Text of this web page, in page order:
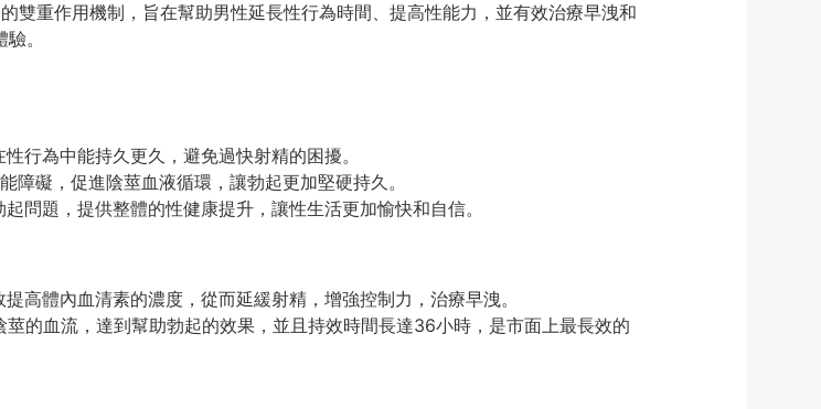
雙重作用機制，旨在幫助男性延長性行為時間、提高性能力，並有效治療早洩和
。
行為中能持久更久，避免過快射精的困擾。
礙，促進陰莖血液循環，讓勃起更加堅硬持久。
問題，提供整體的性健康提升，讓性生活更加愉快和自信。
高體內血清素的濃度，從而延緩射精，增強控制力，治療早洩。
的血流，達到幫助勃起的效果，並且持效時間長達36小時，是市面上最長效的